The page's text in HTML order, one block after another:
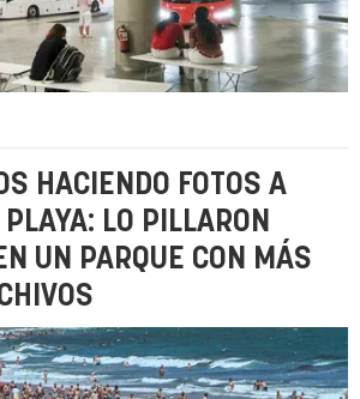
HACIENDO FOTOS A
LO PILLARON
UN PARQUE CON MÁS